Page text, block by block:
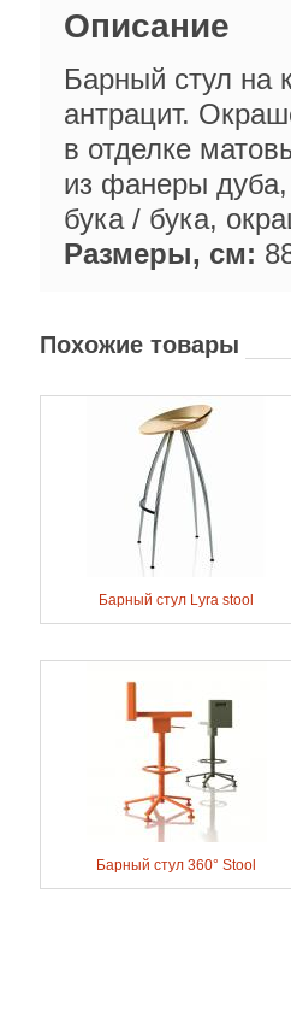
Описание
Барный стул на
антрацит.
в отделке
из фанеры дуба,
бука / бука,
Размеры, см:
Похожие товары
Барный стул Lyra stool
Барный стул 360° Stool